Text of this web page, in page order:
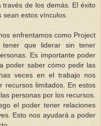
de los demás. El éxito
sean estos vínculos.
enfrentamos como Project
que liderar sin tener
Es importante poder
poder saber cómo pedir las
veces en el trabajo nos
recursos limitados. En estos
personas por los recursos.
el poder tener relaciones
Esto nos ayudará a poder